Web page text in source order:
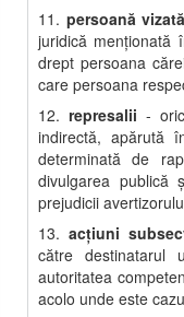
11. persoană
juridică menţionată
drept persoana
care persoana
12. represalii -
indirectă, apărută
determinată de
divulgarea publică
prejudicii
13.acţiuni
către destinatarul
autoritatea
acolo unde este